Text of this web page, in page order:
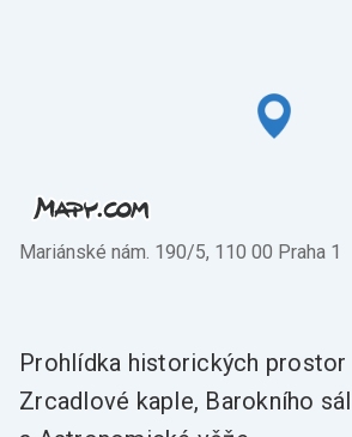
Mariánské nám. 190/5, 110 00 Praha 1
Prohlídka historických prostor
Zrcadlové kaple, Barokního